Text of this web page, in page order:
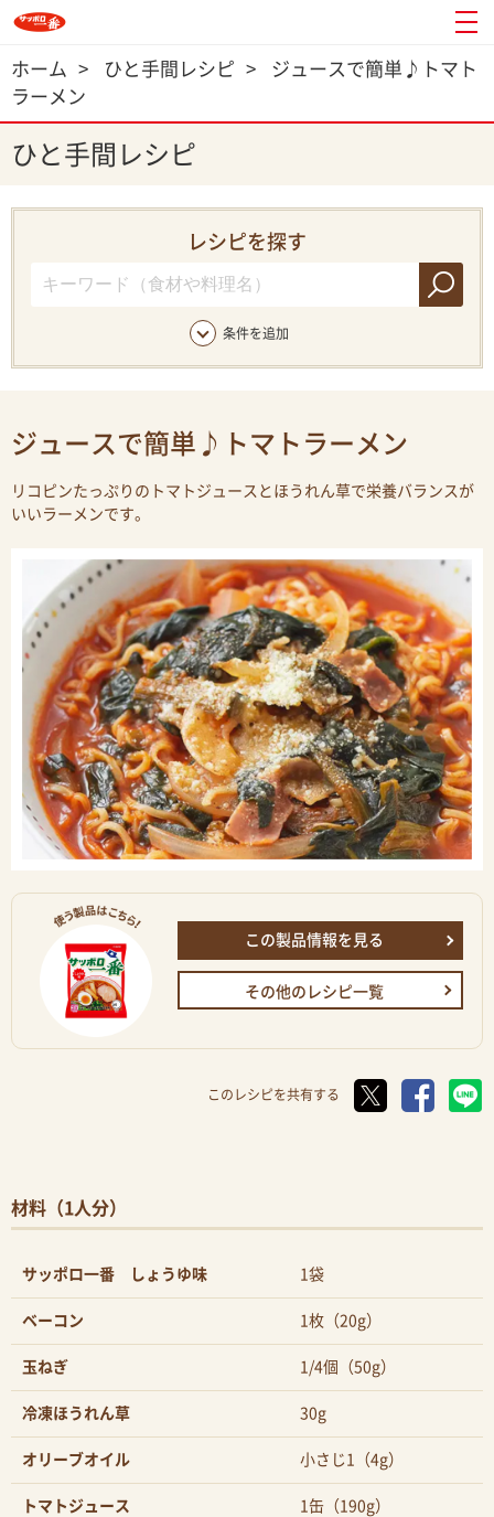
ホーム > ひと手間レシピ >
ジュースで簡単♪トマト
ラーメン
ひと手間レシピ
レシピを探す
条件を追加
ジュースで簡単♪トマトラーメン
リコピンたっぷりのトマトジュースとほうれん草で栄養バランスが
いいラーメンです。
この製品情報を見る
その他のレシピ一覧
このレシピを共有する
材料（1人分）
サッポロ一番 しょうゆ味 1袋
ベーコン 1枚（20g）
玉ねぎ 1/4個（50g）
冷凍ほうれん草 30g
オリーブオイル 小さじ1（4g）
トマトジュース 1缶（190g）